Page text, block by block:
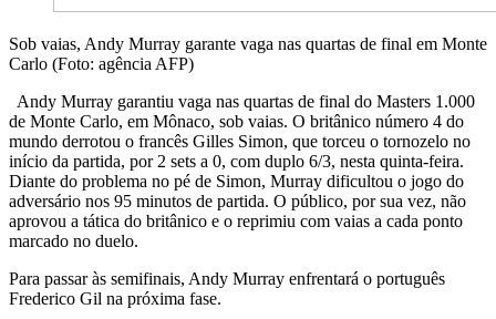
Sob vaias, Andy Murray garante vaga nas quartas de final em Monte
Carlo (Foto: agência AFP)
Andy Murray garantiu vaga nas quartas de final do Masters 1.000
de Monte Carlo, em Mônaco, sob vaias. O britânico número 4 do
mundo derrotou o francês Gilles Simon, que torceu o tornozelo no
início da partida, por 2 sets a 0, com duplo 6/3, nesta quinta-feira.
Diante do problema no pé de Simon, Murray dificultou o jogo do
adversário nos 95 minutos de partida. O público, por sua vez, não
aprovou a tática do britânico e o reprimiu com vaias a cada ponto
marcado no duelo.
Para passar às semifinais, Andy Murray enfrentará o português
Frederico Gil na próxima fase.